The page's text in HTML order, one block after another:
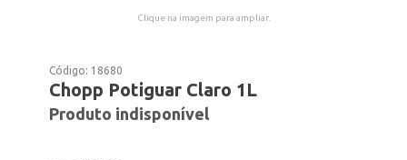
Clique na imagem para ampliar.
Código: 18680
Chopp Potiguar Claro 1L
Produto indisponível